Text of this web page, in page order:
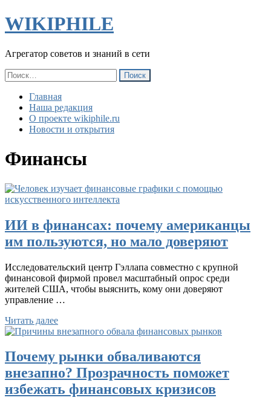
WIKIPHILE
Агрегатор советов и знаний в сети
Найти:
Главная
Наша редакция
О проекте wikiphile.ru
Новости и открытия
Финансы
ИИ в финансах: почему американцы
им пользуются, но мало доверяют
Исследовательский центр Гэллапа совместно с крупной
финансовой фирмой провел масштабный опрос среди
жителей США, чтобы выяснить, кому они доверяют
управление …
Читать далее
Почему рынки обваливаются
внезапно? Прозрачность поможет
избежать финансовых кризисов